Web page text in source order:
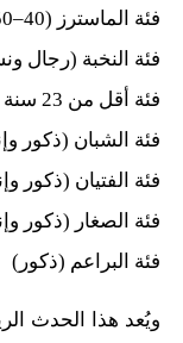
فئة الماسترز (40–50 سنة / 50–60 سنة / أكثر من 60 سنة)
فئة النخبة (رجال
فئة أقل من 23 سنة (ذكور)
فئة الشبان (ذكور
فئة الفتيان (ذكور
فئة الصغار (ذكور
فئة البراعم (ذكور)
ويُعد هذا الحدث